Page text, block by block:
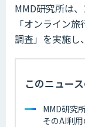
MMD研究所は
「オンライン
調査」を実施し
このニュー
MMD研究
そのAI利